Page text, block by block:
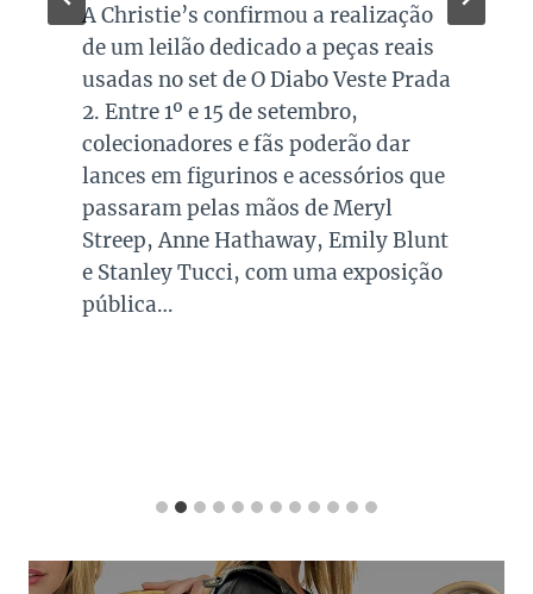
A Christie’s confirmou a realização
de um leilão dedicado a peças reais
usadas no set de O Diabo Veste Prada
2. Entre 1º e 15 de setembro,
colecionadores e fãs poderão dar
lances em figurinos e acessórios que
passaram pelas mãos de Meryl
Streep, Anne Hathaway, Emily Blunt
e Stanley Tucci, com uma exposição
pública…